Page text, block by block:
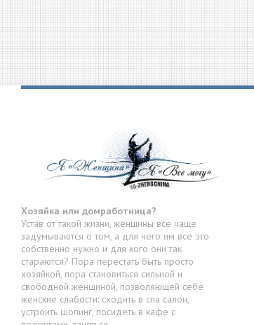
Хозяйка или домработница?
Устав от такой жизни, женщины все чаще
задумываются о том, а для чего им все это
собственно нужно и для кого они так
стараются? Пора перестать быть просто
хозяйкой, пора становиться сильной и
свободной женщиной, позволяющей себе
женские слабости: сходить в спа салон,
устроить шопинг, посидеть в кафе с